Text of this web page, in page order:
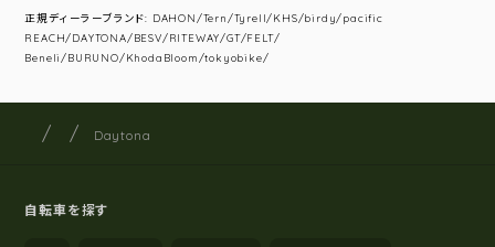
正規ディーラーブランド: DAHON/Tern/Tyrell/KHS/birdy/pacific
REACH/DAYTONA/BESV/RITEWAY/GT/FELT/
Beneli/BURUNO/KhodaBloom/tokyobike/
サイト内の現在地
サイクルショップナカゴヤ
Daytona
自転車を探す